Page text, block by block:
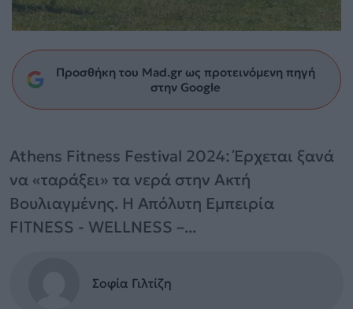
Προσθήκη του Mad.gr ως προτεινόμενη πηγή
στην Google
Athens Fitness Festival 2024: Έρχεται ξανά
να «ταράξει» τα νερά στην Ακτή
Βουλιαγμένης. H Απόλυτη Εμπειρία
FITNESS - WELLNESS –...
Σοφία Γιλτίζη